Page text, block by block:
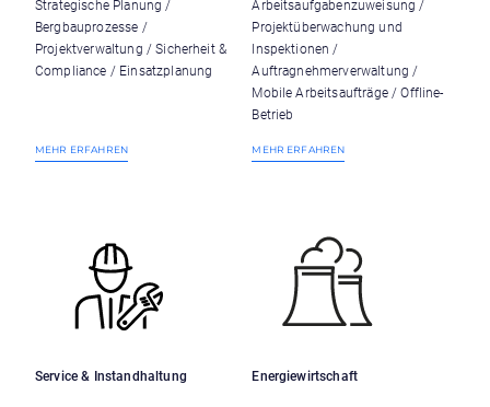
Strategische Planung /
Bergbauprozesse /
Projektverwaltung / Sicherheit &
Compliance / Einsatzplanung
MEHR ERFAHREN
Arbeitsaufgabenzuweisung /
Projektüberwachung und
Inspektionen /
Auftragnehmerverwaltung /
Mobile Arbeitsaufträge / Offline-
Betrieb
MEHR ERFAHREN
Service & Instandhaltung Energiewirtschaft